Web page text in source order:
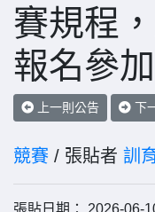
賽規程
報名參加
上一則公告 下
競賽 / 張貼者 訓
張貼日期： 2026-06-